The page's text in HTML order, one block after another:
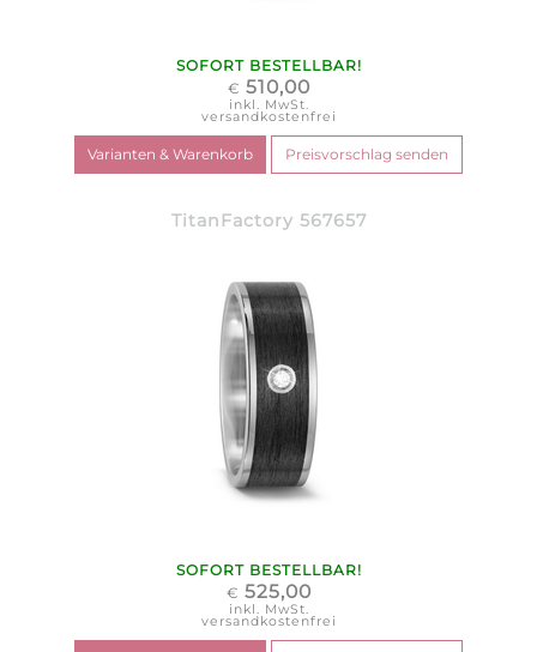
SOFORT BESTELLBAR!
€ 510,00
inkl. MwSt.
versandkostenfrei
TitanFactory 567657
SOFORT BESTELLBAR!
€ 525,00
inkl. MwSt.
versandkostenfrei